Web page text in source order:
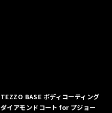
TEZZO BASE ボディコーティング
ダイアモンドコート for プジョー